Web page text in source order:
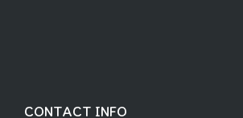
CONTACT INFO